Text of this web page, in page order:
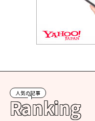
人気の記事
Ranking